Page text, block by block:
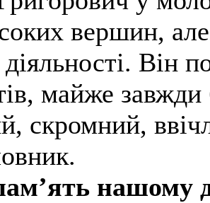
вершин,
діяльності. Він
майже
скромний,
нашому